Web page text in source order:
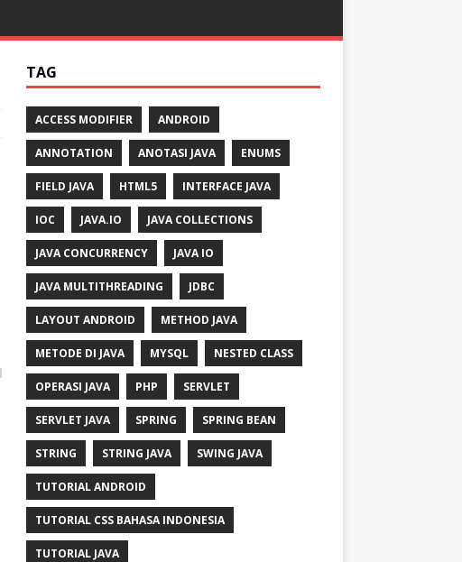
TAG
ACCESS MODIFIER ANDROID
ANNOTATION ANOTASI JAVA ENUMS
FIELD JAVA HTML5 INTERFACE JAVA
IOC JAVA.IO JAVA COLLECTIONS
JAVA CONCURRENCY JAVA IO
JAVA MULTITHREADING JDBC
LAYOUT ANDROID METHOD JAVA
METODE DI JAVA MYSQL NESTED CLASS
OPERASI JAVA PHP SERVLET
SERVLET JAVA SPRING SPRING BEAN
STRING STRING JAVA SWING JAVA
TUTORIAL ANDROID
TUTORIAL CSS BAHASA INDONESIA
TUTORIAL JAVA